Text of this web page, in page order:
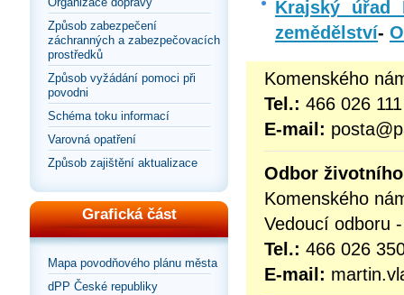
Způsob zabezpečení
záchranných a zabezpečovacích
prostředků
Způsob vyžádání pomoci při
povodni
Schéma toku informací
Varovná opatření
Způsob zajištění aktualizace
Grafická část
Mapa povodňového plánu města
dPP České republiky
Krajský úřad
zemědělství-
Komenského
Tel.: 466 026 111
E-mail:
Odbor
Komenského
Vedoucí odboru
Tel.: 466 026
E-mail: